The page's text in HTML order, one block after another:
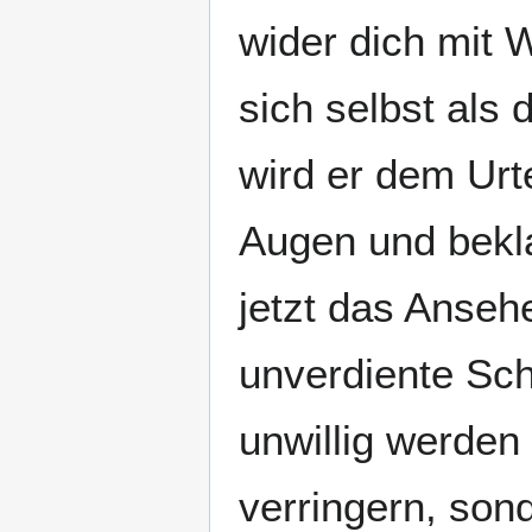
wider dich mit
sich selbst als
wird er dem
Augen und
jetzt das
unverdiente
unwillig
verringern,